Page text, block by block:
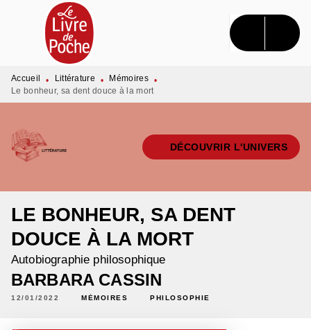
MENU RECHERCHE CONTENU
PIED DE PAGE
Accueil • Littérature • Mémoires •
Le bonheur, sa dent douce à la mort
DÉCOUVRIR L'UNIVERS
LE BONHEUR, SA DENT
DOUCE À LA MORT
Autobiographie philosophique
BARBARA CASSIN
12/01/2022 MÉMOIRES PHILOSOPHIE